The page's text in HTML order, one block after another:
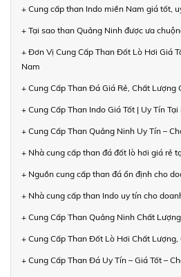
+ Cung cấp than Indo miền Nam giá tốt,
+ Tại sao than Quảng Ninh được ưa
+ Đơn Vị Cung Cấp Than Đốt Lò Hơi Giá
Nam
+ Cung Cấp Than Đá Giá Rẻ, Chất Lượng
+ Cung Cấp Than Indo Giá Tốt | Uy Tín
+ Cung Cấp Than Quảng Ninh Uy Tín –
+ Nhà cung cấp than đá đốt lò hơi giá rẻ
+ Nguồn cung cấp than đá ổn định cho
+ Nhà cung cấp than Indo uy tín cho
+ Cung Cấp Than Quảng Ninh Chất
+ Cung Cấp Than Đốt Lò Hơi Chất Lượng,
+ Cung Cấp Than Đá Uy Tín – Giá Tốt –